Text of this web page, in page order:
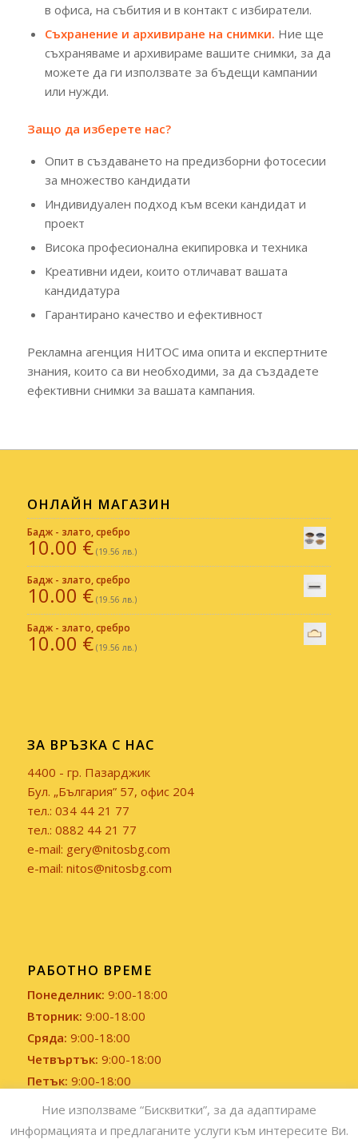
в офиса, на събития и в контакт с избиратели.
Съхранение и архивиране на снимки. Ние ще
съхраняваме и архивираме вашите снимки, за да
можете да ги използвате за бъдещи кампании
или нужди.
Защо да изберете нас?
Опит в създаването на предизборни фотосесии
за множество кандидати
Индивидуален подход към всеки кандидат и
проект
Висока професионална екипировка и техника
Креативни идеи, които отличават вашата
кандидатура
Гарантирано качество и ефективност
Рекламна агенция НИТОС има опита и експертните
знания, които са ви необходими, за да създадете
ефективни снимки за вашата кампания.
ОНЛАЙН МАГАЗИН
Бадж - злато, сребро
10.00 €(19.56 лв.)
Бадж - злато, сребро
10.00 €(19.56 лв.)
Бадж - злато, сребро
10.00 €(19.56 лв.)
ЗА ВРЪЗКА С НАС
4400 - гр. Пазарджик
Бул. „България” 57, офис 204
тел.: 034 44 21 77
тел.: 0882 44 21 77
e-mail: gery@nitosbg.com
e-mail: nitos@nitosbg.com
РАБОТНО ВРЕМЕ
Понеделник: 9:00-18:00
Вторник: 9:00-18:00
Сряда: 9:00-18:00
Четвъртък: 9:00-18:00
Петък: 9:00-18:00
Ние използваме “Бисквитки”, за да адаптираме
информацията и предлаганите услуги към интересите Ви.